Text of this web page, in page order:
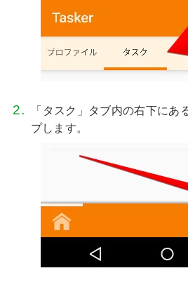
「タスク」タブ内の右下にあ
プします。